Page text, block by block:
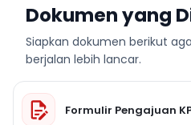
Dokumen yang
Siapkan dokumen berikut
berjalan lebih lancar.
Formulir Pengajuan